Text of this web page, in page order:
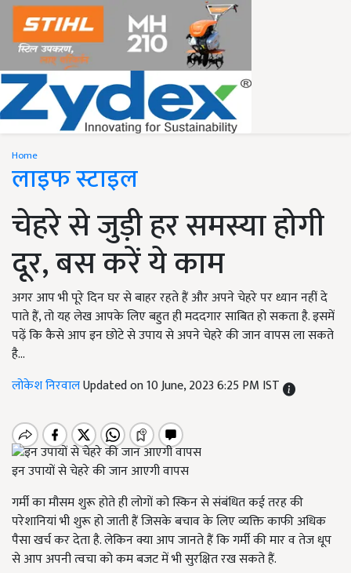
Home
लाइफ स्टाइल
चेहरे से जुड़ी हर समस्या होगी
दूर, बस करें ये काम
अगर आप भी पूरे दिन घर से बाहर रहते हैं और अपने चेहरे पर ध्यान नहीं दे
पाते हैं, तो यह लेख आपके लिए बहुत ही मददगार साबित हो सकता है. इसमें
पढ़ें कि कैसे आप इन छोटे से उपाय से अपने चेहरे की जान वापस ला सकते
है...
लोकेश निरवालUpdated on 10 June, 2023 6:25 PM IST
इन उपायों से चेहरे की जान आएगी वापस
गर्मी का मौसम शुरू होते ही लोगों को स्किन से संबंधित कई तरह की
परेशानियां भी शुरू हो जाती हैं जिसके बचाव के लिए व्यक्ति काफी अधिक
पैसा खर्च कर देता है. लेकिन क्या आप जानते हैं कि गर्मी की मार व तेज धूप
से आप अपनी त्वचा को कम बजट में भी सुरक्षित रख सकते हैं.